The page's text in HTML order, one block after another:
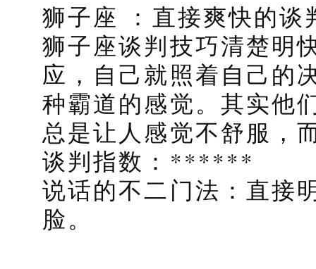
狮子座 ：直接爽快的谈
狮子座谈判技巧清楚明
应，自己就照着自己的
种霸道的感觉。其实他
总是让人感觉不舒服，
谈判指数：******
说话的不二门法：直接
脸。